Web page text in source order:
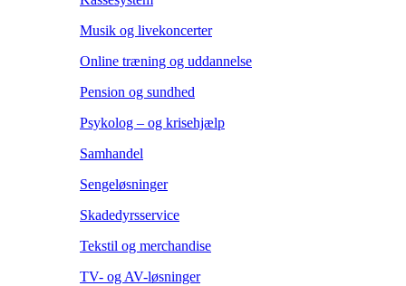
Musik og livekoncerter
Online træning og uddannelse
Pension og sundhed
Psykolog – og krisehjælp
Samhandel
Sengeløsninger
Skadedyrsservice
Tekstil og merchandise
TV- og AV-løsninger